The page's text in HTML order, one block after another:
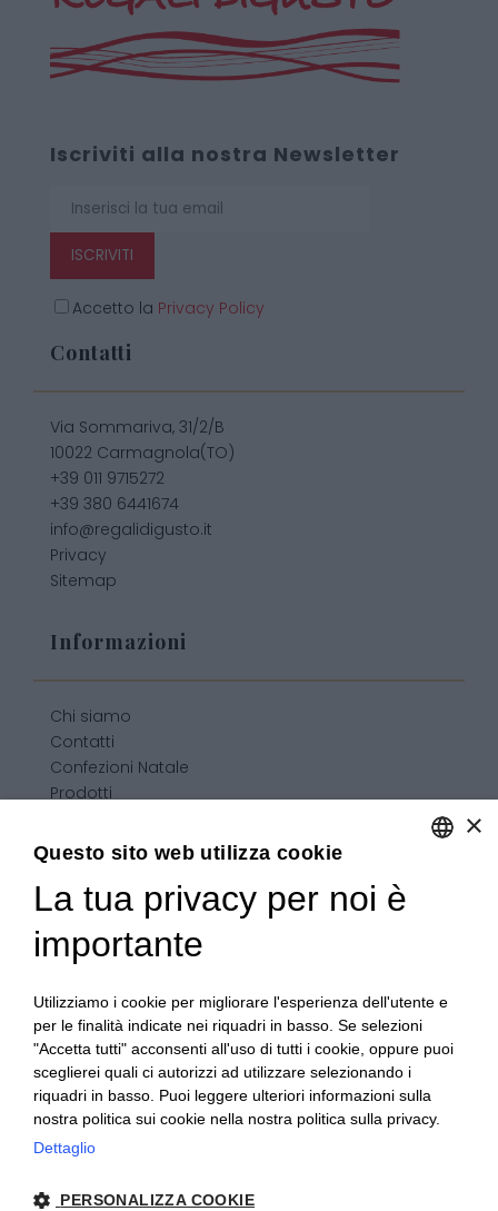
Iscriviti alla nostra Newsletter
ISCRIVITI
Accetto la Privacy Policy
Contatti
Via Sommariva, 31/2/B
10022 Carmagnola(TO)
+39 011 9715272
+39 380 6441674
info@regalidigusto.it
Privacy
Sitemap
Informazioni
Chi siamo
Contatti
Confezioni Natale
Prodotti
Condizioni generali di vendita
×
Questo sito web utilizza cookie
La tua privacy per noi è
importante
Utilizziamo i cookie per migliorare l'esperienza dell'utente e
per le finalità indicate nei riquadri in basso. Se selezioni
"Accetta tutti" acconsenti all'uso di tutti i cookie, oppure puoi
sceglierei quali ci autorizzi ad utilizzare selezionando i
riquadri in basso. Puoi leggere ulteriori informazioni sulla
nostra politica sui cookie nella nostra politica sulla privacy.
Dettaglio
PERSONALIZZA COOKIE